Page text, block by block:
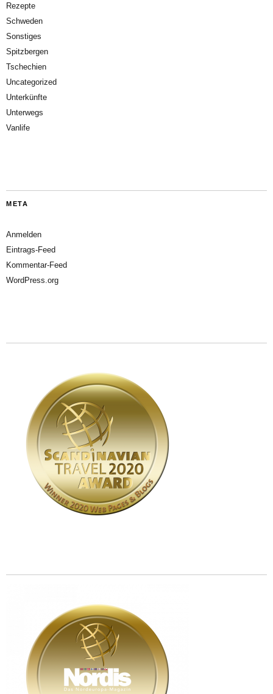
Rezepte
Schweden
Sonstiges
Spitzbergen
Tschechien
Uncategorized
Unterkünfte
Unterwegs
Vanlife
META
Anmelden
Eintrags-Feed
Kommentar-Feed
WordPress.org